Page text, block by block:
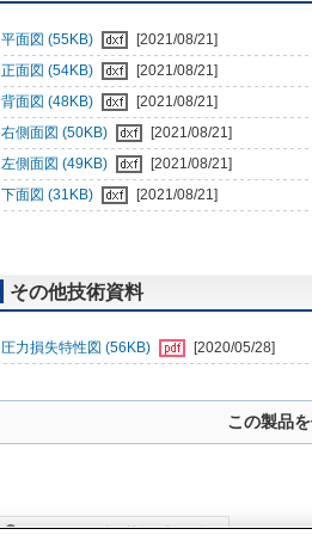
平面図 (55KB)
[2021/08/21]
正面図 (54KB)
[2021/08/21]
背面図 (48KB)
[2021/08/21]
右側面図 (50KB)
[2021/08/21]
左側面図 (49KB)
[2021/08/21]
下面図 (31KB)
[2021/08/21]
その他技術資料
圧力損失特性図 (56KB) [2020/05/28]
この製品